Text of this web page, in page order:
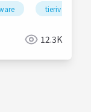
tieriv
12.3K